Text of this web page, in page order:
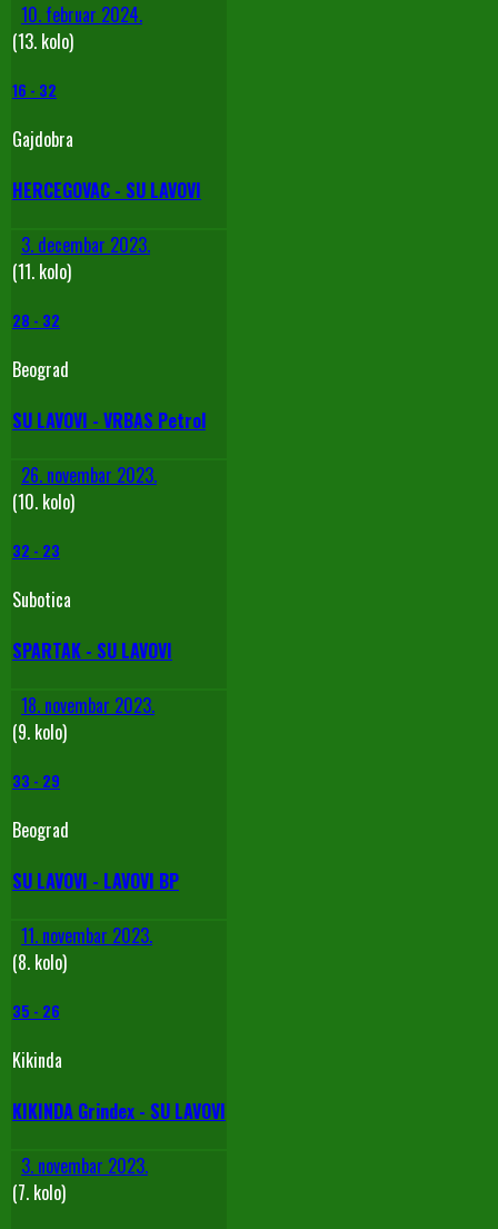
10. februar 2024.
(13. kolo)
16 - 32
Gajdobra
HERCEGOVAC - SU LAVOVI
3. decembar 2023.
(11. kolo)
28 - 32
Beograd
SU LAVOVI - VRBAS Petrol
26. novembar 2023.
(10. kolo)
32 - 23
Subotica
SPARTAK - SU LAVOVI
18. novembar 2023.
(9. kolo)
33 - 29
Beograd
SU LAVOVI - LAVOVI BP
11. novembar 2023.
(8. kolo)
35 - 26
Kikinda
KIKINDA Grindex - SU LAVOVI
3. novembar 2023.
(7. kolo)